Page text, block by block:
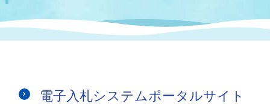
電子入札システムポータルサイト